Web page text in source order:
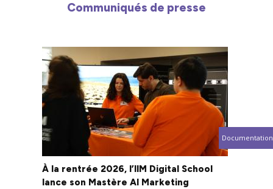
Documentation
Communiqués de presse
À la rentrée 2026, l’IIM Digital School
lance son Mastère AI Marketing